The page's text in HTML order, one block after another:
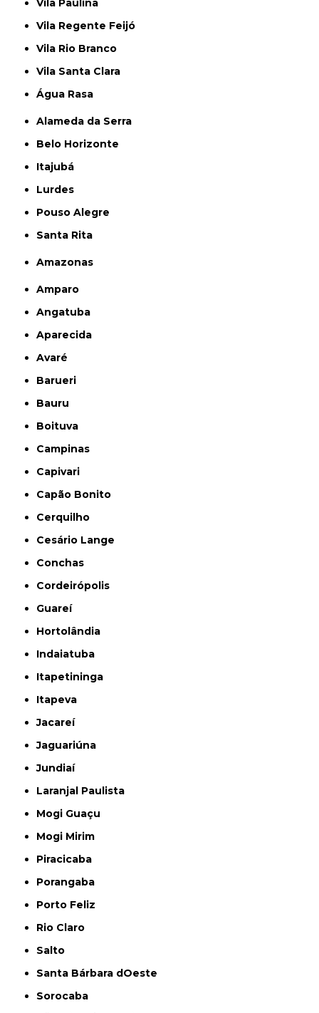
Vila Regente Feijó
Vila Rio Branco
Vila Santa Clara
Água Rasa
Alameda da Serra
Belo Horizonte
Itajubá
Lurdes
Pouso Alegre
Santa Rita
Amazonas
Amparo
Angatuba
Aparecida
Avaré
Barueri
Bauru
Boituva
Campinas
Capivari
Capão Bonito
Cerquilho
Cesário Lange
Conchas
Cordeirópolis
Guareí
Hortolândia
Indaiatuba
Itapetininga
Itapeva
Jacareí
Jaguariúna
Jundiaí
Laranjal Paulista
Mogi Guaçu
Mogi Mirim
Piracicaba
Porangaba
Porto Feliz
Rio Claro
Salto
Santa Bárbara dOeste
Sorocaba